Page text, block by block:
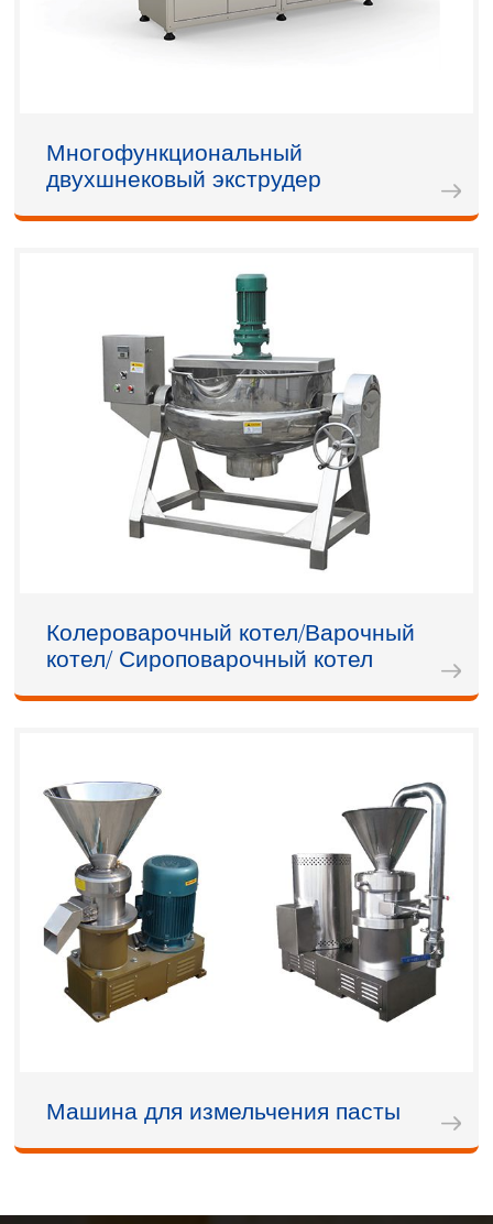
Многофункциональный
двухшнековый экструдер
Колероварочный котел/Варочный
котел/ Сироповарочный котел
Машина для измельчения пасты